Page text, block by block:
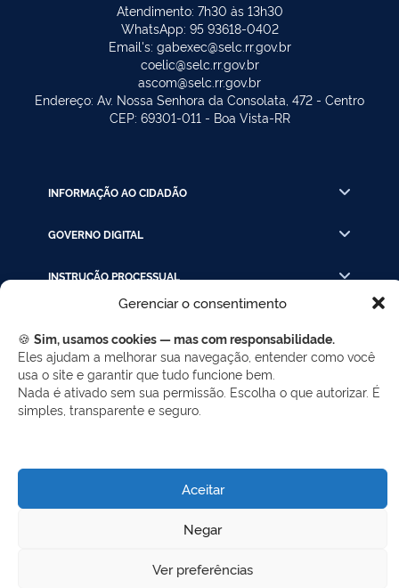
Gerenciar o consentimento
🍪 Sim, usamos cookies — mas com responsabilidade.
Eles ajudam a melhorar sua navegação, entender como você
usa o site e garantir que tudo funcione bem.
Nada é ativado sem sua permissão. Escolha o que autorizar. É
simples, transparente e seguro.
Aceitar
Negar
Ver preferências
Atendimento: 7h30 às 13h30
WhatsApp: 95 93618-0402
Email's: gabexec@selc.rr.gov.br
coelic@selc.rr.gov.br
ascom@selc.rr.gov.br
Endereço: Av. Nossa Senhora da Consolata, 472 - Centro
CEP: 69301-011 - Boa Vista-RR
INFORMAÇÃO AO CIDADÃO
GOVERNO DIGITAL
INSTRUÇÃO PROCESSUAL
REDES SOCIAIS
Facebook
Twitter
LinkedIn
Instagram
Desenvolvido por Gerência de Tecnologia da
Informação - SELC